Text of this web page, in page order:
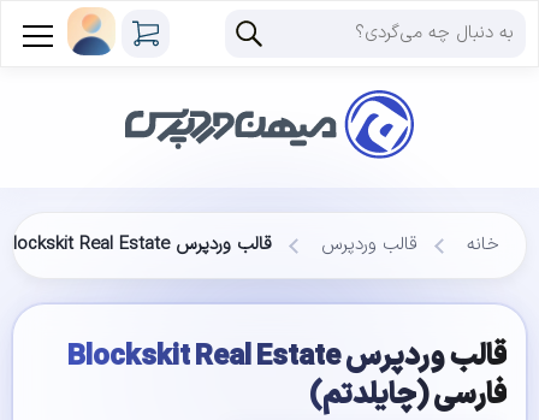
خانه قالب وردپرس قالب وردپرس Blockskit Real Estate فارسی (چایلدتم)
قالب وردپرس Blockskit Real Estate
فارسی (چایلدتم)